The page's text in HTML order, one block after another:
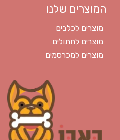
המוצרים שלנו
מוצרים לכלבים
מוצרים לחתולים
מוצרים למכרסמים